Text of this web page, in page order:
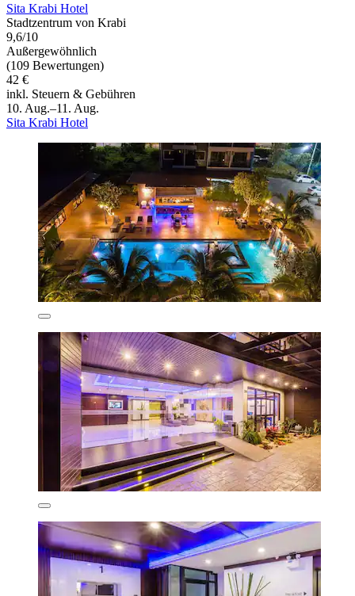
Sita Krabi Hotel
Stadtzentrum von Krabi
9,6/10
Außergewöhnlich
(109 Bewertungen)
42 €
inkl. Steuern & Gebühren
10. Aug.–11. Aug.
Sita Krabi Hotel